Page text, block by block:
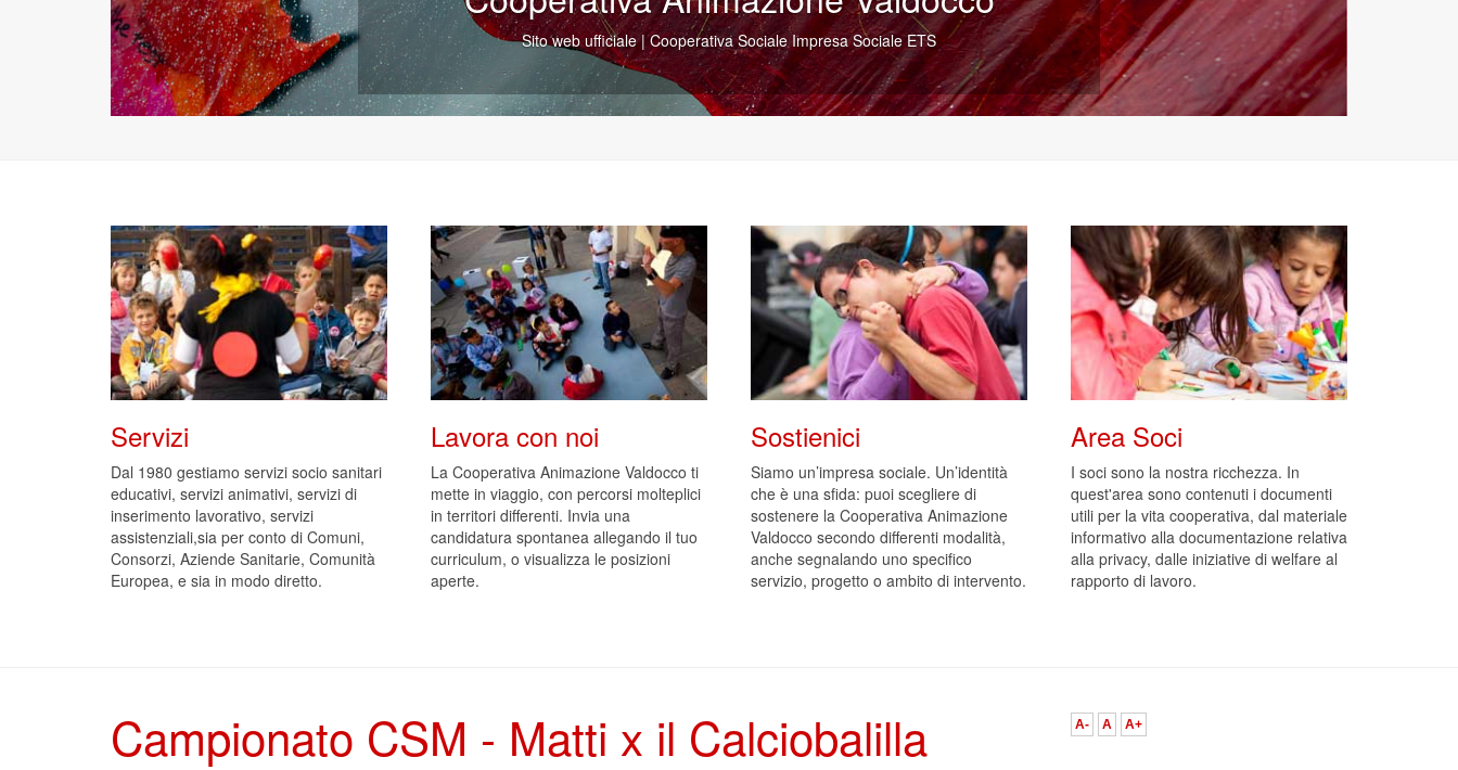
Realizziamo in concreto “lo scopo di perseguire l'interesse generale della comunità
alla promozione umana e all'integrazione sociale dei cittadini” (L.381/91)
Servizi
Dal 1980 gestiamo servizi socio sanitari
educativi, servizi animativi, servizi di
inserimento lavorativo, servizi
assistenziali,sia per conto di Comuni,
Consorzi, Aziende Sanitarie, Comunità
Europea, e sia in modo diretto.
Lavora con noi
La Cooperativa Animazione Valdocco ti
mette in viaggio, con percorsi molteplici
in territori differenti. Invia una
candidatura spontanea allegando il tuo
curriculum, o visualizza le posizioni
aperte.
Sostienici
Siamo un’impresa sociale. Un’identità
che è una sfida: puoi scegliere di
sostenere la Cooperativa Animazione
Valdocco secondo differenti modalità,
anche segnalando uno specifico
servizio, progetto o ambito di intervento.
Area Soci
I soci sono la nostra ricchezza. In
quest'area sono contenuti i documenti
utili per la vita cooperativa, dal materiale
informativo alla documentazione relativa
alla privacy, dalle iniziative di welfare al
rapporto di lavoro.
Campionato CSM - Matti x il Calciobalilla A- A A+